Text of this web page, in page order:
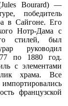
Bourard) —
победитель
в Сайгоне. Его
Нотр-Дама с
стилей, был
руководил
по 1880 год.
с элементами
храма. Все
французской